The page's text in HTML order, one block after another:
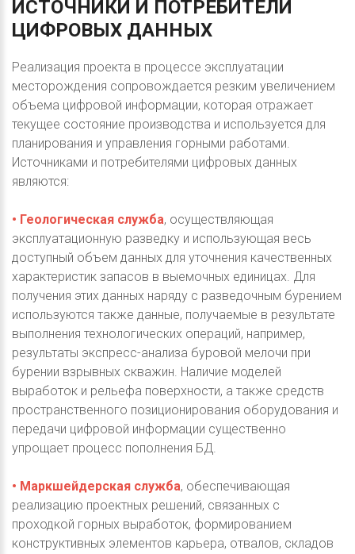
ИСТОЧНИКИ И ПОТРЕБИТЕЛИ
ЦИФРОВЫХ ДАННЫХ
Реализация проекта в процессе эксплуатации
месторождения сопровождается резким увеличением
объема цифровой информации, которая отражает
текущее состояние производства и используется для
планирования и управления горными работами.
Источниками и потребителями цифровых данных
являются:
• Геологическая служба, осуществляющая
эксплуатационную разведку и использующая весь
доступный объем данных для уточнения качественных
характеристик запасов в выемочных единицах. Для
получения этих данных наряду с разведочным бурением
используются также данные, получаемые в результате
выполнения технологических операций, например,
результаты экспресс-анализа буровой мелочи при
бурении взрывных скважин. Наличие моделей
выработок и рельефа поверхности, а также средств
пространственного позиционирования оборудования и
передачи цифровой информации существенно
упрощает процесс пополнения БД.
• Маркшейдерская служба, обеспечивающая
реализацию проектных решений, связанных с
проходкой горных выработок, формированием
конструктивных элементов карьера, отвалов, складов